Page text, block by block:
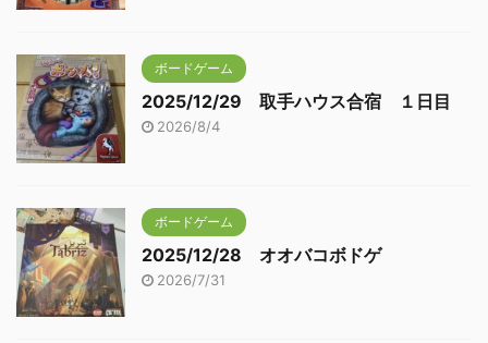
ボードゲーム
2025/12/29 取手ハウス合宿 １日目
2026/8/4
ボードゲーム
2025/12/28 オオバコボドゲ
2026/7/31